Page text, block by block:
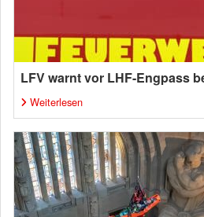
LFV warnt vor LHF-Engpass
Weiterlesen